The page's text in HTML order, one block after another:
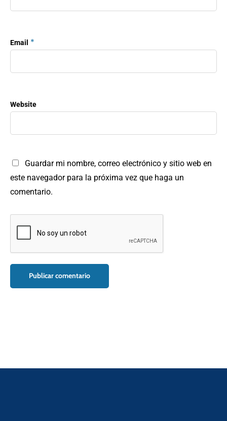
Email *
Website
Guardar mi nombre, correo electrónico y sitio web en
este navegador para la próxima vez que haga un
comentario.